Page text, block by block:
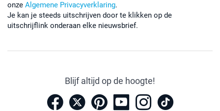
onze Algemene Privacyverklaring.
Je kan je steeds uitschrijven door te klikken op de
uitschrijflink onderaan elke nieuwsbrief.
Blijf altijd op de hoogte!